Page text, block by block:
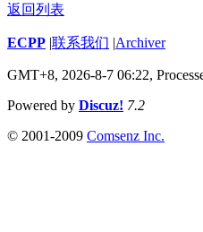
返回列表
ECPP |联系我们 |Archiver
GMT+8, 2026-8-7 06:22,
Powered by Discuz! 7.2
© 2001-2009 Comsenz Inc.